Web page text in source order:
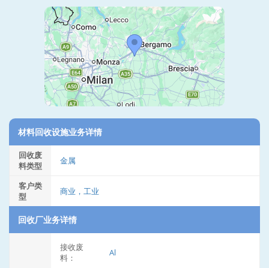
材料回收设施业务详情
回收废
料类型
金属
客户类
型
商业，工业
回收厂业务详情
接收废
料：
Al